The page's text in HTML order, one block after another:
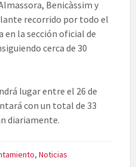
Benicàssim y
recorrido por todo el
en la sección oficial de
cerca de 30
lugar entre el 26 de
con un total de 33
diariamente.
, Noticias